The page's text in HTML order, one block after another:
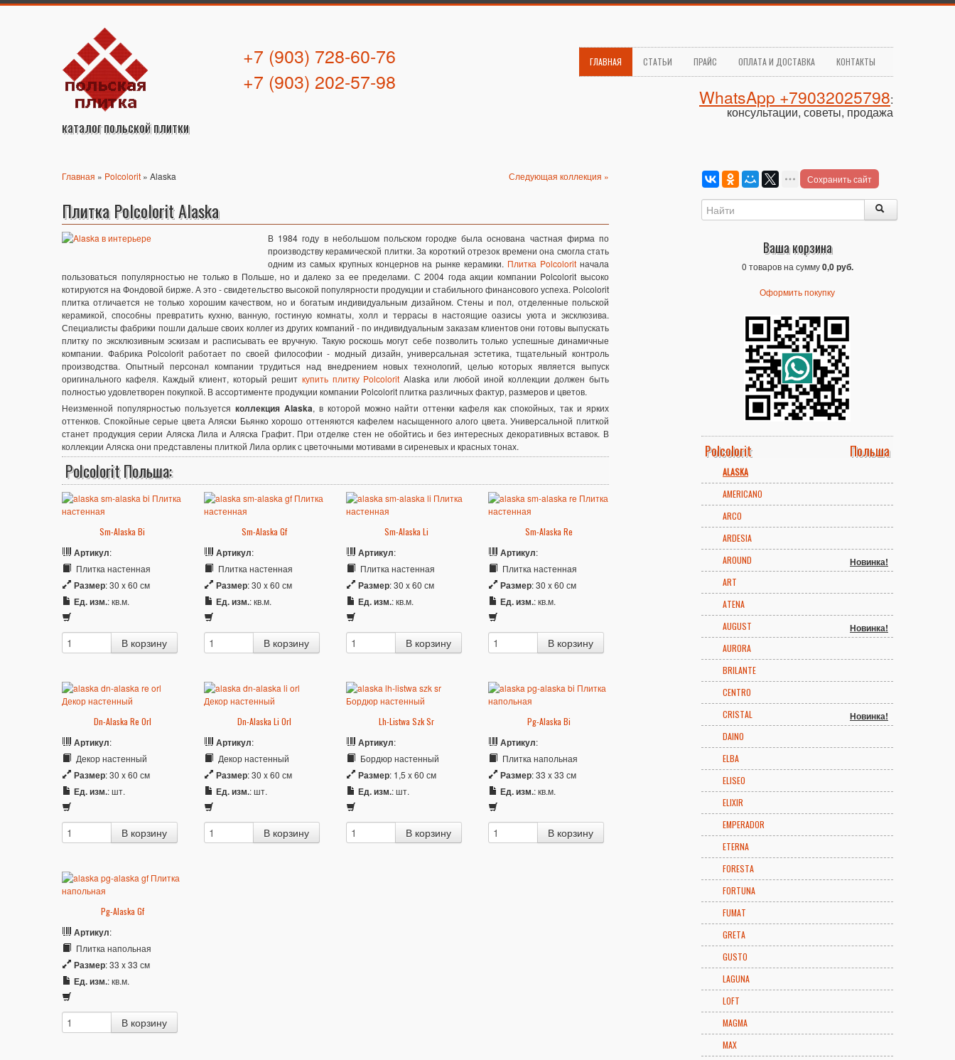
каталог польской плитки
+7 (903) 728-60-76
+7 (903) 202-57-98
ГЛАВНАЯ СТАТЬИ ПРАЙС ОПЛАТА И ДОСТАВКА КОНТАКТЫ
WhatsApp +79032025798:
консультации, советы, продажа
Главная » Polcolorit » Alaska Следующая коллекция »
Плитка Polcolorit Alaska
В 1984 году в небольшом польском городке была основана частная фирма по
производству керамической плитки. За короткий отрезок времени она смогла стать
одним из самых крупных концернов на рынке керамики. Плитка Polcolorit начала
пользоваться популярностью не только в Польше, но и далеко за ее пределами. С 2004 года акции компании Polcolorit высоко
котируются на Фондовой бирже. А это - свидетельство высокой популярности продукции и стабильного финансового успеха. Polcolorit
плитка отличается не только хорошим качеством, но и богатым индивидуальным дизайном. Стены и пол, отделенные польской
керамикой, способны превратить кухню, ванную, гостиную комнаты, холл и террасы в настоящие оазисы уюта и эксклюзива.
Специалисты фабрики пошли дальше своих коллег из других компаний - по индивидуальным заказам клиентов они готовы выпускать
плитку по эксклюзивным эскизам и расписывать ее вручную. Такую роскошь могут себе позволить только успешные динамичные
компании. Фабрика Polcolorit работает по своей философии - модный дизайн, универсальная эстетика, тщательный контроль
производства. Опытный персонал компании трудиться над внедрением новых технологий, целью которых является выпуск
оригинального кафеля. Каждый клиент, который решит купить плитку Polcolorit Alaska или любой иной коллекции должен быть
полностью удовлетворен покупкой. В ассортименте продукции компании Polcolorit плитка различных фактур, размеров и цветов.
Неизменной популярностью пользуется коллекция Alaska, в которой можно найти оттенки кафеля как спокойных, так и ярких
оттенков. Спокойные серые цвета Аляски Бьянко хорошо оттеняются кафелем насыщенного алого цвета. Универсальной плиткой
станет продукция серии Аляска Лила и Аляска Графит. При отделке стен не обойтись и без интересных декоративных вставок. В
коллекции Аляска они представлены плиткой Лила орлик с цветочными мотивами в сиреневых и красных тонах.
Polcolorit Польша:
Sm-Alaska Bi
Артикул:
Плитка настенная
Размер: 30 x 60 см
Ед. изм.: кв.м.
Sm-Alaska Gf
Артикул:
Плитка настенная
Размер: 30 x 60 см
Ед. изм.: кв.м.
Sm-Alaska Li
Артикул:
Плитка настенная
Размер: 30 x 60 см
Ед. изм.: кв.м.
Sm-Alaska Re
Артикул:
Плитка настенная
Размер: 30 x 60 см
Ед. изм.: кв.м.
Dn-Alaska Re Orl
Артикул:
Декор настенный
Размер: 30 x 60 см
Ед. изм.: шт.
Dn-Alaska Li Orl
Артикул:
Декор настенный
Размер: 30 x 60 см
Ед. изм.: шт.
Lh-Listwa Szk Sr
Артикул:
Бордюр настенный
Размер: 1,5 x 60 см
Ед. изм.: шт.
Pg-Alaska Bi
Артикул:
Плитка напольная
Размер: 33 x 33 см
Ед. изм.: кв.м.
Pg-Alaska Gf
Артикул:
Плитка напольная
Размер: 33 x 33 см
Ед. изм.: кв.м.
Сохранить сайт
Ваша корзина
0 товаров на сумму0,0 руб.
Оформить покупку
Polcolorit Польша
ALASKA
AMERICANO
ARCO
ARDESIA
AROUND
Новинка!
ART
ATENA
AUGUST
Новинка!
AURORA
BRILANTE
CENTRO
CRISTAL
Новинка!
DAINO
ELBA
ELISEO
ELIXIR
EMPERADOR
ETERNA
FORESTA
FORTUNA
FUMAT
GRETA
GUSTO
LAGUNA
LOFT
MAGMA
MAX